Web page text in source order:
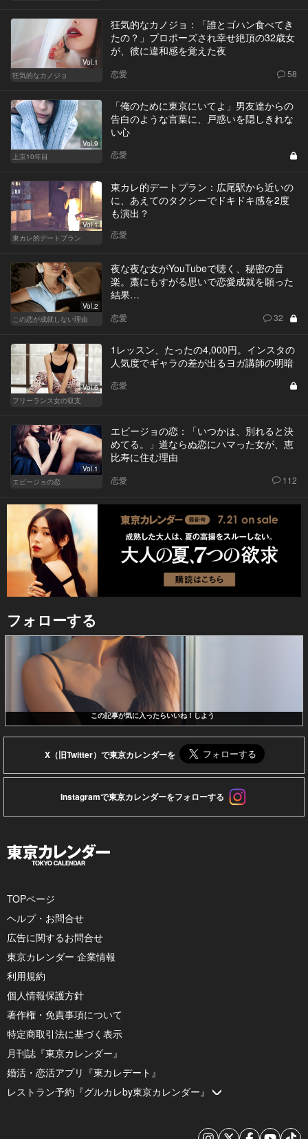
Vol.1
狂気的なカノジョ
狂気的なカノジョ：「誰とゴハン食べてき
たの？」プロポーズされ幸せ絶頂の32歳女
が、彼に違和感を覚えた夜
恋愛 58
Vol.9
上京10年目
「俺のために東京にいてよ」男友達からの
告白のような言葉に、戸惑いを隠しきれな
い心
恋愛
Vol.1
東カレ的デートプラン
東カレ的デートプラン：広尾駅から近いの
に、あえてのタクシーでドキドキ感を2度
も演出？
恋愛
Vol.2
この恋が成就しない理由
夜な夜な女がYouTubeで聴く、秘密の音
楽。藁にもすがる思いで恋愛成就を願った
結果…
恋愛 32
Vol.6
フリーランス女の収支
1レッスン、たったの4,000円。インスタの
人気度でギャラの差が出るヨガ講師の明暗
恋愛
Vol.1
エビージョの恋
エビージョの恋：「いつかは、別れると決
めてる。」道ならぬ恋にハマった女が、恵
比寿に住む理由
恋愛 112
フォローする
この記事が気に入ったらいいね！しよう
X（旧Twitter）で東京カレンダーを
Instagramで東京カレンダーをフォローする
TOPページ
ヘルプ・お問合せ
広告に関するお問合せ
東京カレンダー 企業情報
利用規約
個人情報保護方針
著作権・免責事項について
特定商取引法に基づく表示
月刊誌『東京カレンダー』
婚活・恋活アプリ『東カレデート』
レストラン予約『グルカレby東京カレンダー』